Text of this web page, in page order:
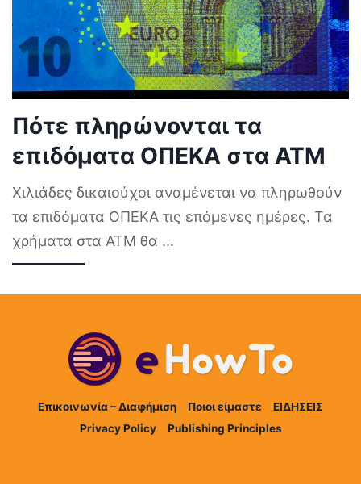
Πότε πληρώνονται τα
επιδόματα ΟΠΕΚΑ στα ΑΤΜ
Χιλιάδες δικαιούχοι αναμένεται να πληρωθούν
τα επιδόματα ΟΠΕΚΑ τις επόμενες ημέρες. Τα
χρήματα στα ΑΤΜ θα ...
Επικοινωνία – Διαφήμιση Ποιοι είμαστε
ΕΙΔΗΣΕΙΣ
Privacy Policy
Publishing Principles